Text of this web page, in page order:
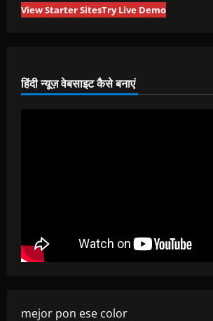
View Starter SitesTry Live Demo
हिंदी न्यूज़ वेबसाइट कैसे बनाएं
mejor pon ese color